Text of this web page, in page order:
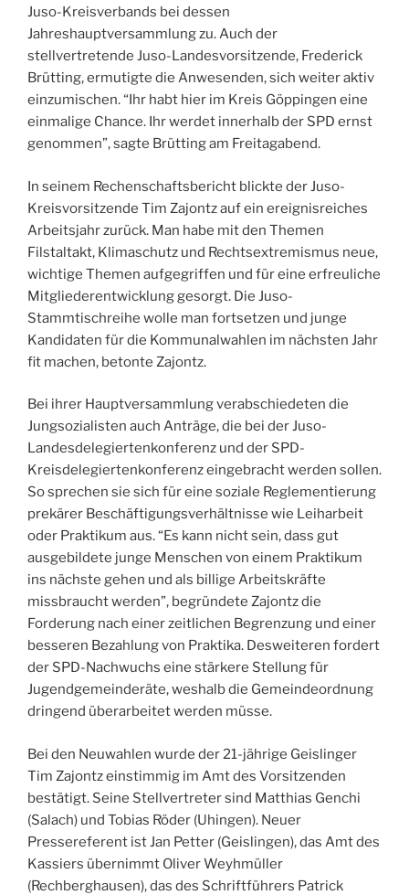
Juso-Kreisverbands bei dessen
Jahreshauptversammlung zu. Auch der
stellvertretende Juso-Landesvorsitzende, Frederick
Brütting, ermutigte die Anwesenden, sich weiter aktiv
einzumischen. “Ihr habt hier im Kreis Göppingen eine
einmalige Chance. Ihr werdet innerhalb der SPD ernst
genommen”, sagte Brütting am Freitagabend.
In seinem Rechenschaftsbericht blickte der Juso-
Kreisvorsitzende Tim Zajontz auf ein ereignisreiches
Arbeitsjahr zurück. Man habe mit den Themen
Filstaltakt, Klimaschutz und Rechtsextremismus neue,
wichtige Themen aufgegriffen und für eine erfreuliche
Mitgliederentwicklung gesorgt. Die Juso-
Stammtischreihe wolle man fortsetzen und junge
Kandidaten für die Kommunalwahlen im nächsten Jahr
fit machen, betonte Zajontz.
Bei ihrer Hauptversammlung verabschiedeten die
Jungsozialisten auch Anträge, die bei der Juso-
Landesdelegiertenkonferenz und der SPD-
Kreisdelegiertenkonferenz eingebracht werden sollen.
So sprechen sie sich für eine soziale Reglementierung
prekärer Beschäftigungsverhältnisse wie Leiharbeit
oder Praktikum aus. “Es kann nicht sein, dass gut
ausgebildete junge Menschen von einem Praktikum
ins nächste gehen und als billige Arbeitskräfte
missbraucht werden”, begründete Zajontz die
Forderung nach einer zeitlichen Begrenzung und einer
besseren Bezahlung von Praktika. Desweiteren fordert
der SPD-Nachwuchs eine stärkere Stellung für
Jugendgemeinderäte, weshalb die Gemeindeordnung
dringend überarbeitet werden müsse.
Bei den Neuwahlen wurde der 21-jährige Geislinger
Tim Zajontz einstimmig im Amt des Vorsitzenden
bestätigt. Seine Stellvertreter sind Matthias Genchi
(Salach) und Tobias Röder (Uhingen). Neuer
Pressereferent ist Jan Petter (Geislingen), das Amt des
Kassiers übernimmt Oliver Weyhmüller
(Rechberghausen), das des Schriftführers Patrick